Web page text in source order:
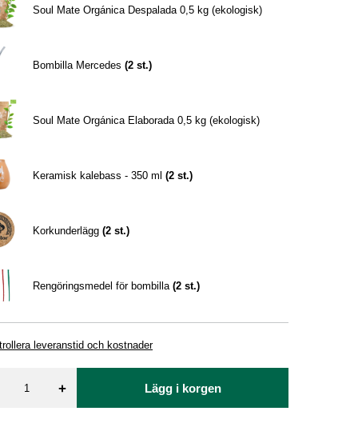
Soul Mate Orgánica Despalada 0,5 kg (ekologisk)
Bombilla Mercedes (2 st.)
Soul Mate Orgánica Elaborada 0,5 kg (ekologisk)
Keramisk kalebass - 350 ml (2 st.)
Korkunderlägg (2 st.)
Rengöringsmedel för bombilla(2 st.)
leveranstid och kostnader
+ Lägg i korgen